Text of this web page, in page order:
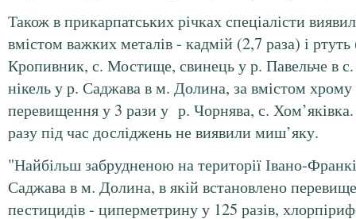
Також в прикарпатських річках спеціалісти
вмістом важких металів - кадмій (2,7 раза) і ртуть
Кропивник, с. Мостище, свинець у р. Павельче в с.
нікель у р. Саджава в м. Долина, за вмістом
перевищення у 3 рази у р. Чорнява, с.
разу під час досліджень не виявили миш’яку.
"Найбільш забрудненою на території Івано-
Саджава в м. Долина, в якій встановлено
пестицидів - циперметрину у 125 разів,